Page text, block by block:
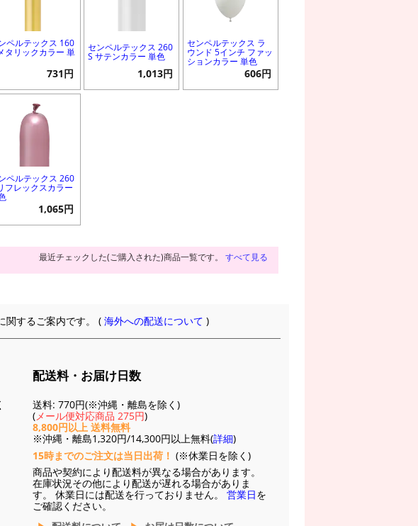
ペルテックス 160
タリックカラー 単
731円
センペルテックス 260
S サテンカラー 単色
1,013円
センペルテックス ラ
ウンド 5インチ ファッ
ションカラー 単色
606円
ペルテックス 260
フレックスカラー
1,065円
最近チェックした(ご購入された)商品一覧です。 すべて見る
関するご案内です。 (海外への配送について )
配送料・お届け日数
送料: 770円(※沖縄・離島を除く)
(メール便対応商品 275円)
8,800円以上 送料無料
※沖縄・離島1,320円/14,300円以上無料(詳細)
15時までのご注文は当日出荷！ (※休業日を除く)
商品や契約により配送料が異なる場合があります。
在庫状況その他により配送が遅れる場合がありま
す。 休業日には配送を行っておりません。 営業日を
ご確認ください。